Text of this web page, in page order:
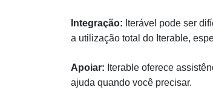
Integração: Iterável pode ser
a utilização total do Iterable,
Apoiar: Iterable oferece
ajuda quando você precisar.